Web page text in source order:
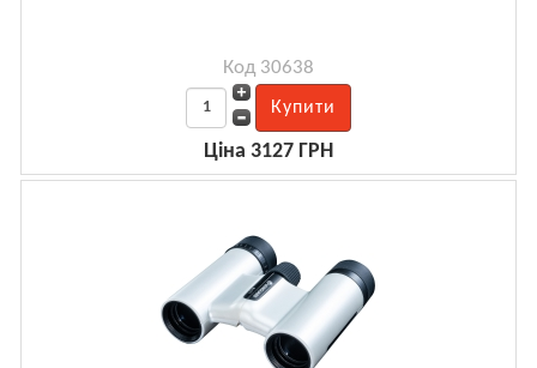
Код 30638
Ціна 3127 ГРН